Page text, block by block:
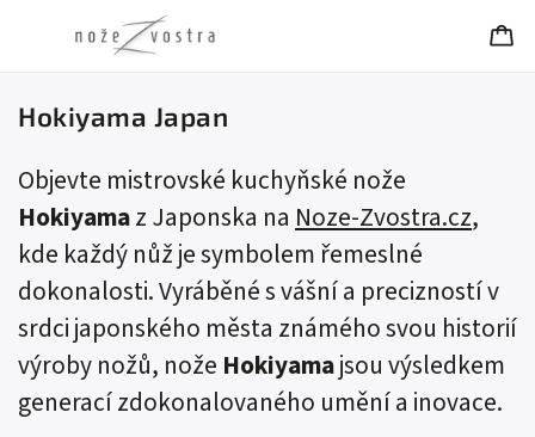
Hokiyama Japan
Objevte mistrovské kuchyňské nože
Hokiyamaz Japonska na Noze-Zvostra.cz,
kde každý nůž je symbolem řemeslné
dokonalosti. Vyráběné s vášní a precizností v
srdci japonského města známého svou historií
výroby nožů, nože Hokiyamajsou výsledkem
generací zdokonalovaného umění a inovace.